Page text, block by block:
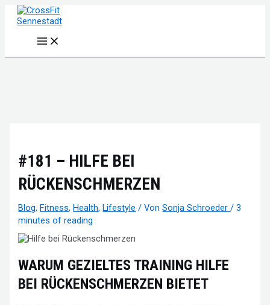
Zum
Inhalt
Main
Menu
#181 – HILFE BEI
RÜCKENSCHMERZEN
Blog, Fitness, Health, Lifestyle / VonSonja Schroeder/3
minutes of reading
WARUM GEZIELTES TRAINING HILFE
BEI RÜCKENSCHMERZEN BIETET